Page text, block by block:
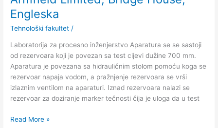
Engleska
Tehnološki fakultet /
Laboratorija za procesno inženjerstvo Aparatura se se sastoji
od rezervoara koji je povezan sa test cijevi dužine 700 mm.
Aparatura je povezana sa hidrauličnim stolom pomoću koga se
rezervoar napaja vodom, a pražnjenje rezervoara se vrši
izlaznim ventilom na aparaturi. Iznad rezervoara nalazi se
rezervoar za doziranje marker tečnosti čija je uloga da u test
Limited,
Bridge
House,
Read More »